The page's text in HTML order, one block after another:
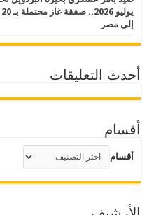
إلى مصر
أحدث التعليقات
أقسام
أقسام